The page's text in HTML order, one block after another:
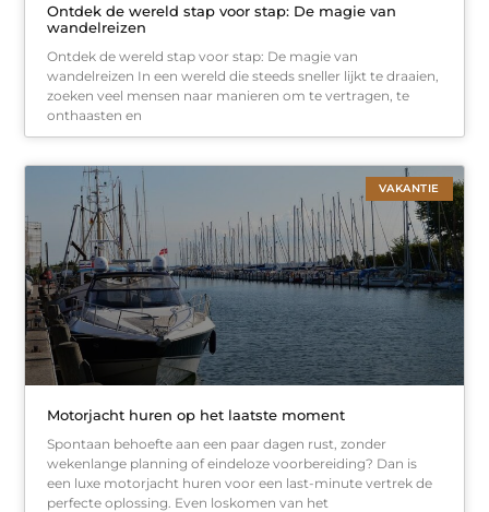
Ontdek de wereld stap voor stap: De magie van
wandelreizen
Ontdek de wereld stap voor stap: De magie van
wandelreizen In een wereld die steeds sneller lijkt te draaien,
zoeken veel mensen naar manieren om te vertragen, te
onthaasten en
VAKANTIE
Motorjacht huren op het laatste moment
Spontaan behoefte aan een paar dagen rust, zonder
wekenlange planning of eindeloze voorbereiding? Dan is
een luxe motorjacht huren voor een last-minute vertrek de
perfecte oplossing. Even loskomen van het